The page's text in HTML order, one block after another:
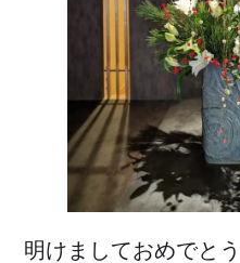
明けましておめでと